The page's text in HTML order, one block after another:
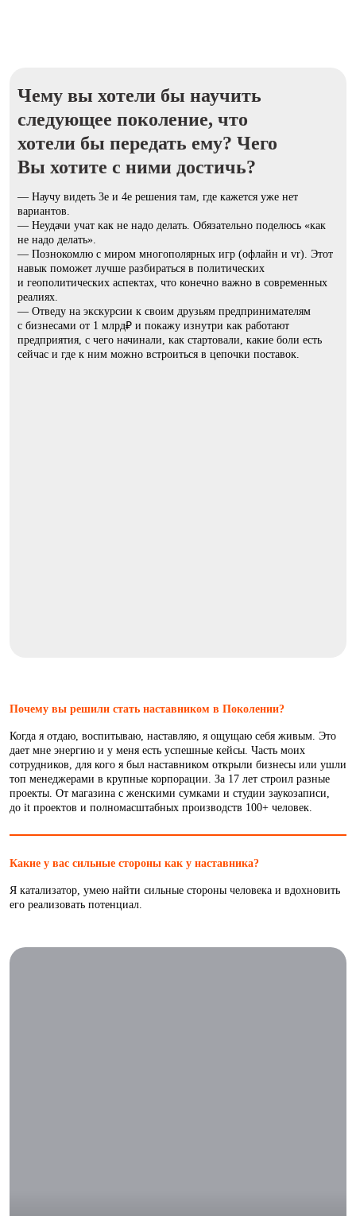
Чему вы хотели бы научить
следующее поколение, что
хотели бы передать ему? Чего
Вы хотите с ними достичь?
— Научу видеть 3е и 4е решения там, где кажется уже нет
вариантов.
— Неудачи учат как не надо делать. Обязательно поделюсь «как
не надо делать».
— Познокомлю с миром многополярных игр (офлайн и vr). Этот
навык поможет лучше разбираться в политических
и геополитических аспектах, что конечно важно в современных
реалиях.
— Отведу на экскурсии к своим друзьям предпринимателям
с бизнесами от 1 млрд₽ и покажу изнутри как работают
предприятия, с чего начинали, как стартовали, какие боли есть
сейчас и где к ним можно встроиться в цепочки поставок.
Почему вы решили стать наставником в Поколении?
Когда я отдаю, воспитываю, наставляю, я ощущаю себя живым. Это
дает мне энергию и у меня есть успешные кейсы. Часть моих
сотрудников, для кого я был наставником открыли бизнесы или ушли
топ менеджерами в крупные корпорации. За 17 лет строил разные
проекты. От магазина с женскими сумками и студии заукозаписи,
до it проектов и полномасштабных производств 100+ человек.
Какие у вас сильные стороны как у наставника?
Я катализатор, умею найти сильные стороны человека и вдохновить
его реализовать потенциал.